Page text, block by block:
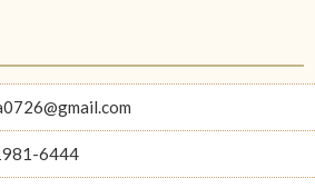
6444